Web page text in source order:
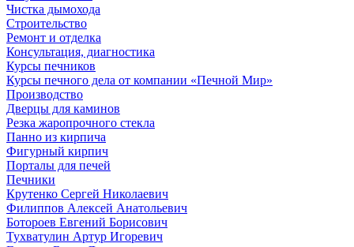
Чистка дымохода
Строительство
Ремонт и отделка
Консультация, диагностика
Курсы печников
Курсы печного дела от компании «Печной Мир»
Производство
Дверцы для каминов
Резка жаропрочного стекла
Панно из кирпича
Фигурный кирпич
Порталы для печей
Печники
Крутенко Сергей Николаевич
Филиппов Алексей Анатольевич
Ботороев Евгений Борисович
Тухватулин Артур Игоревич